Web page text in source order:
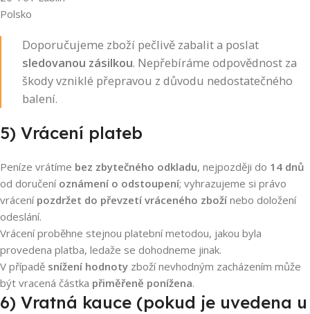
Polsko
Doporučujeme zboží pečlivě zabalit a poslat
sledovanou zásilkou. Nepřebíráme odpovědnost za
škody vzniklé přepravou z důvodu nedostatečného
balení.
5) Vrácení plateb
Peníze vrátíme bez zbytečného odkladu, nejpozději do 14 dnů
od doručení oznámení o odstoupení; vyhrazujeme si právo
vrácení pozdržet do převzetí vráceného zboží nebo doložení
odeslání.
Vrácení proběhne stejnou platební metodou, jakou byla
provedena platba, ledaže se dohodneme jinak.
V případě snížení hodnoty zboží nevhodným zacházením může
být vracená částka přiměřeně ponížena.
6) Vratná kauce (pokud je uvedena u
Souhlasím s GDPR